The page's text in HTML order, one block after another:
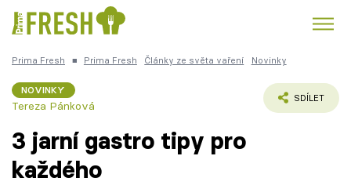
Česká kuchyně
Prima Fresh ■ Prima Fresh Články ze světa vaření Novinky
NOVINKY
Tereza Pánková
SDÍLET
3 jarní gastro tipy pro
každého